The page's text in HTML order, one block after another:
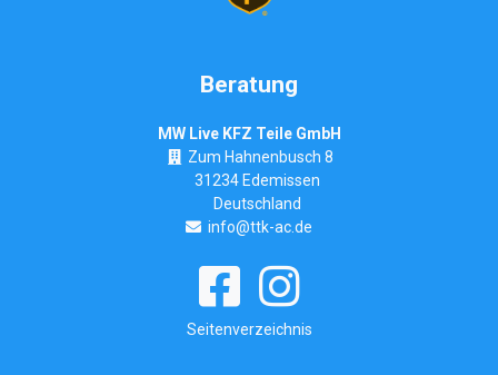
Beratung
MW Live KFZ Teile GmbH
Zum Hahnenbusch 8
31234 Edemissen
Deutschland
info@ttk-ac.de
Seitenverzeichnis